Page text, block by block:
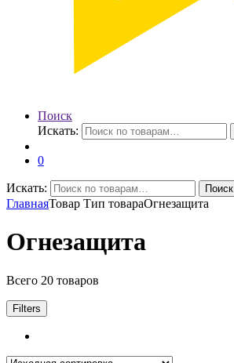
Поиск
Искать:
0
Искать: Поиск
ГлавнаяТовар Тип товараОгнезащита
Огнезащита
Всего 20 товаров
Filters